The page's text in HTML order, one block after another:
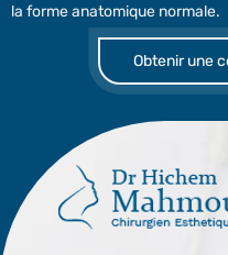
la forme anatomique normale.
Obtenir une